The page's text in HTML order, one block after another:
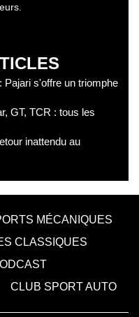
Pajari s'offre un triomphe
GT, TCR : tous les
inattendu au
MÉCANIQUES
CLASSIQUES
CLUB SPORT AUTO